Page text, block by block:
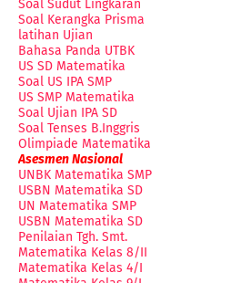
Soal Sudut Lingkaran
Soal Kerangka Prisma
latihan Ujian
Bahasa Panda UTBK
US SD Matematika
Soal US IPA SMP
US SMP Matematika
Soal Ujian IPA SD
Soal Tenses B.Inggris
Olimpiade Matematika
Asesmen Nasional
UNBK Matematika SMP
USBN Matematika SD
UN Matematika SMP
USBN Matematika SD
Penilaian Tgh. Smt.
Matematika Kelas 8/II
Matematika Kelas 4/I